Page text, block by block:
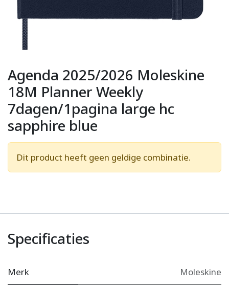
Agenda 2025/2026 Moleskine
18M Planner Weekly
7dagen/1pagina large hc
sapphire blue
Dit product heeft geen geldige combinatie.
Specificaties
Merk Moleskine